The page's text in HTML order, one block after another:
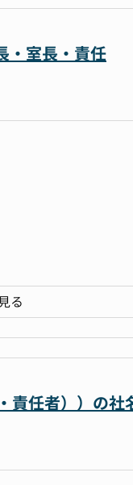
・室長・責任
る
責任者））の社